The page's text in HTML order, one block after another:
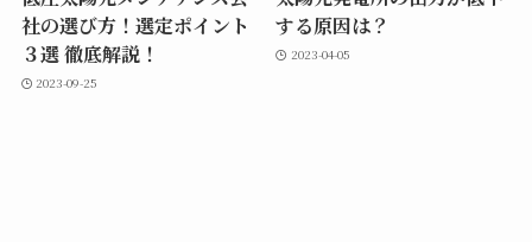
社の選び方！選定ポイント
３選 徹底解説！
2023-09-25
する原因は？
2023-04-05